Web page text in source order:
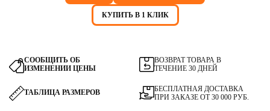
КУПИТЬ В 1 КЛИК
СООБЩИТЬ ОБ
ИЗМЕНЕНИИ ЦЕНЫ
ВОЗВРАТ ТОВАРА В
ТЕЧЕНИЕ 30 ДНЕЙ
ТАБЛИЦА РАЗМЕРОВ
БЕСПЛАТНАЯ ДОСТАВКА
ПРИ ЗАКАЗЕ ОТ 30 000 РУБ.